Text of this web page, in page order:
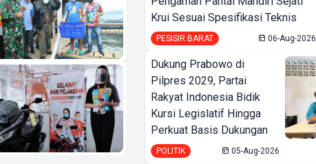
Krui Sesuai Spesifikasi Teknis
PESISIR BARAT 06-Aug-2026
Dukung Prabowo di
Pilpres 2029, Partai
Rakyat Indonesia Bidik
Kursi Legislatif Hingga
Perkuat Basis Dukungan
POLITIK 05-Aug-2026